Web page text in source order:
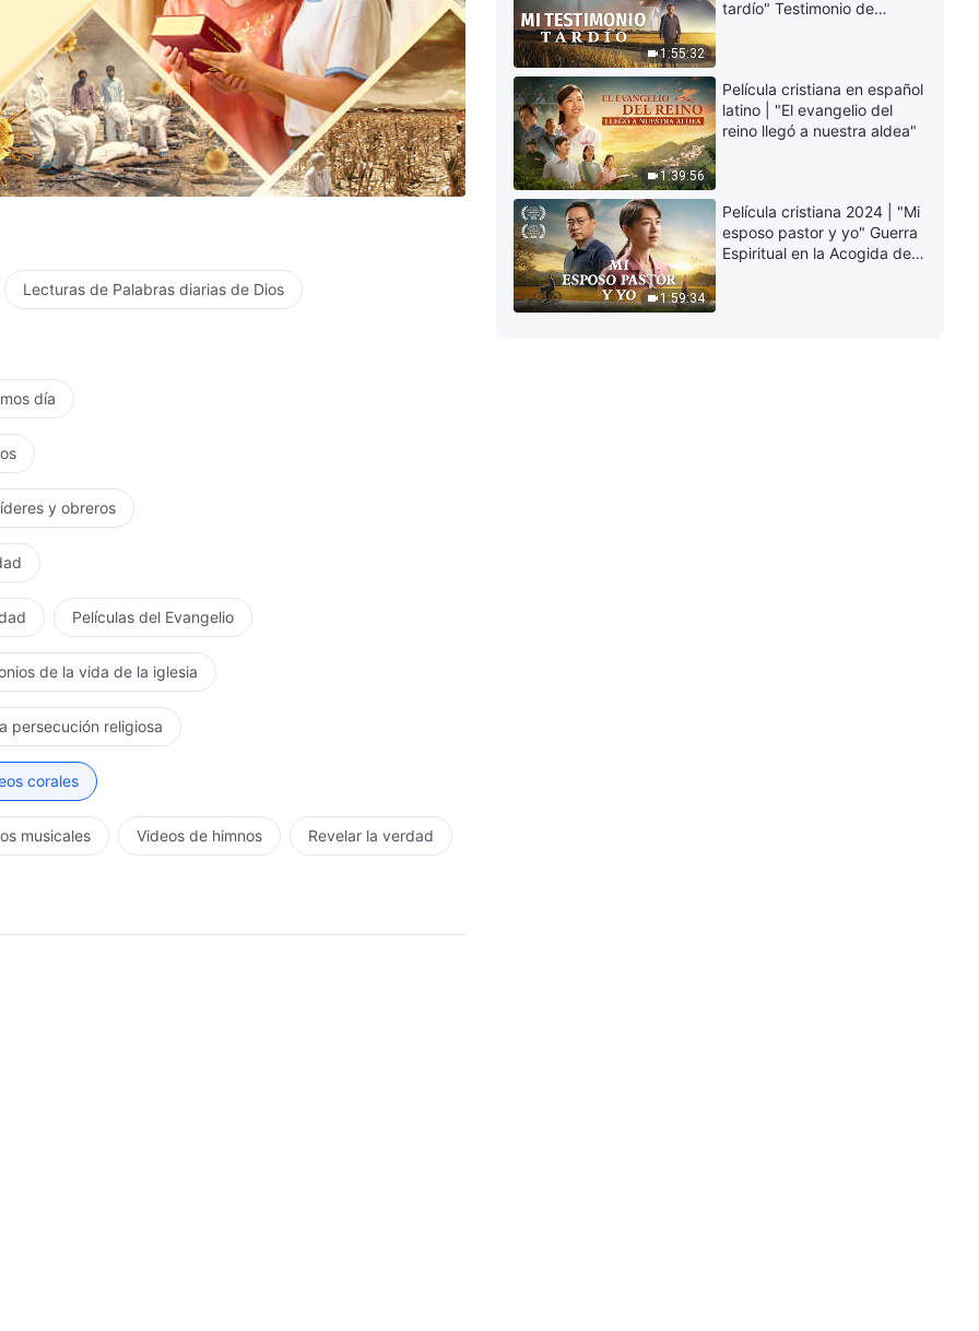
nombre de Dios!
colapsa,
Lecturas de Palabras diarias de Dios
día
y obreros
Películas del Evangelio
de la vida de la iglesia
persecución religiosa
corales
musicales Videos de himnos Revelar la verdad
1:55:32
tardío" Testimonio de
1:39:56
Película cristiana en español
latino | "El evangelio del
reino llegó a nuestra aldea"
1:59:34
Película cristiana 2024 | "Mi
esposo pastor y yo" Guerra
Espiritual en la Acogida del